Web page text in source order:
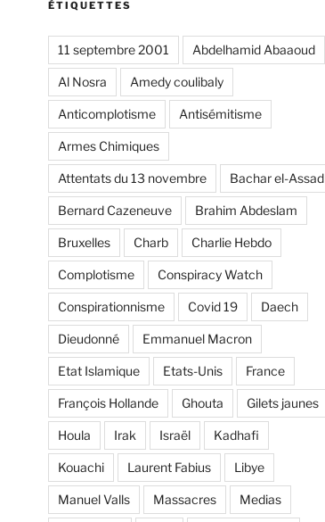
ÉTIQUETTES
11 septembre 2001 Abdelhamid Abaaoud
Al Nosra Amedy coulibaly
Anticomplotisme Antisémitisme
Armes Chimiques
Attentats du 13 novembre Bachar el-Assad
Bernard Cazeneuve Brahim Abdeslam
Bruxelles Charb Charlie Hebdo
Complotisme Conspiracy Watch
Conspirationnisme Covid 19 Daech
Dieudonné Emmanuel Macron
Etat Islamique Etats-Unis France
François Hollande Ghouta Gilets jaunes
Houla Irak Israël Kadhafi
Kouachi Laurent Fabius Libye
Manuel Valls Massacres Medias